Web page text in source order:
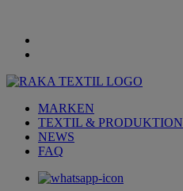
MARKEN
TEXTIL & PRODUKTION
NEWS
FAQ